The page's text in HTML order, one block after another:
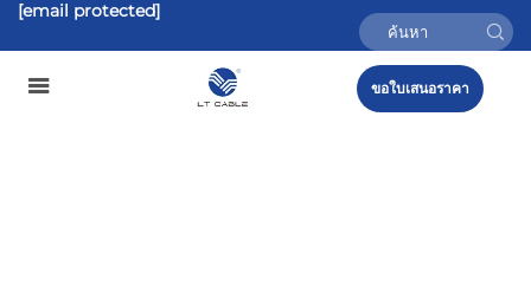
[email protected]
ขอใบเสนอราคา